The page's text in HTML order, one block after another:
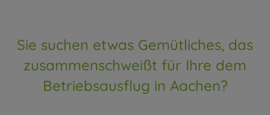
Sie suchen etwas Gemütliches, das
zusammenschweißt für Ihre dem
Betriebsausflug in Aachen?